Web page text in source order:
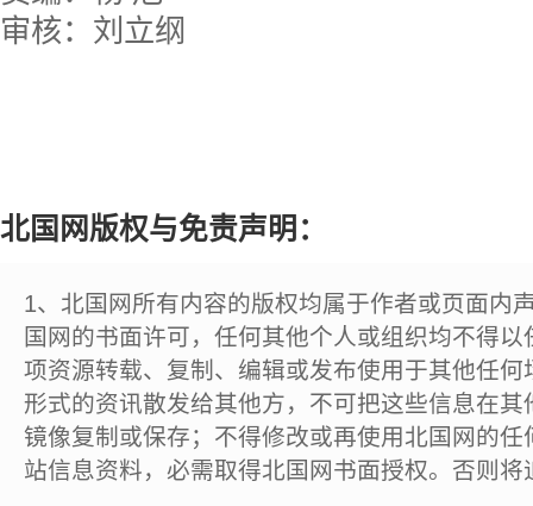
审核：刘立纲
北国网版权与免责声明：
1、北国网所有内容的版权均属于作者或页面内
国网的书面许可，任何其他个人或组织均不得
项资源转载、复制、编辑或发布使用于其他任
形式的资讯散发给其他方，不可把这些信息在
镜像复制或保存；不得修改或再使用北国网的
站信息资料，必需取得北国网书面授权。否则将